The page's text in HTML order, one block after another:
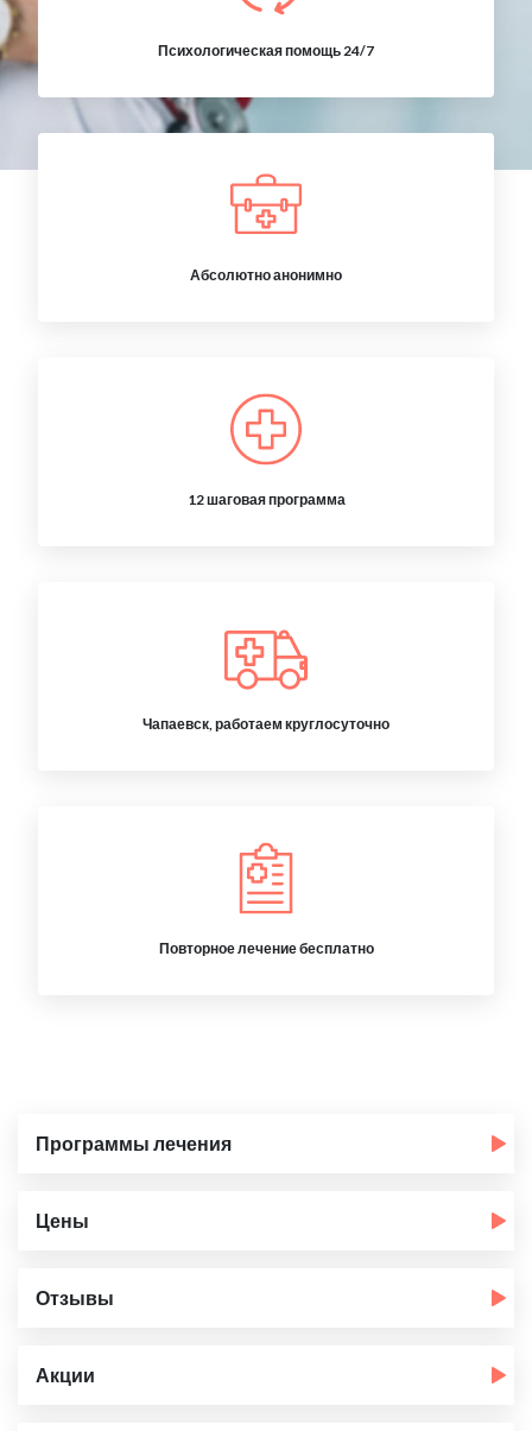
Психологическая помощь 24/7
Абсолютно анонимно
12 шаговая программа
Чапаевск, работаем круглосуточно
Повторное лечение бесплатно
Программы лечения
Цены
Отзывы
Акции